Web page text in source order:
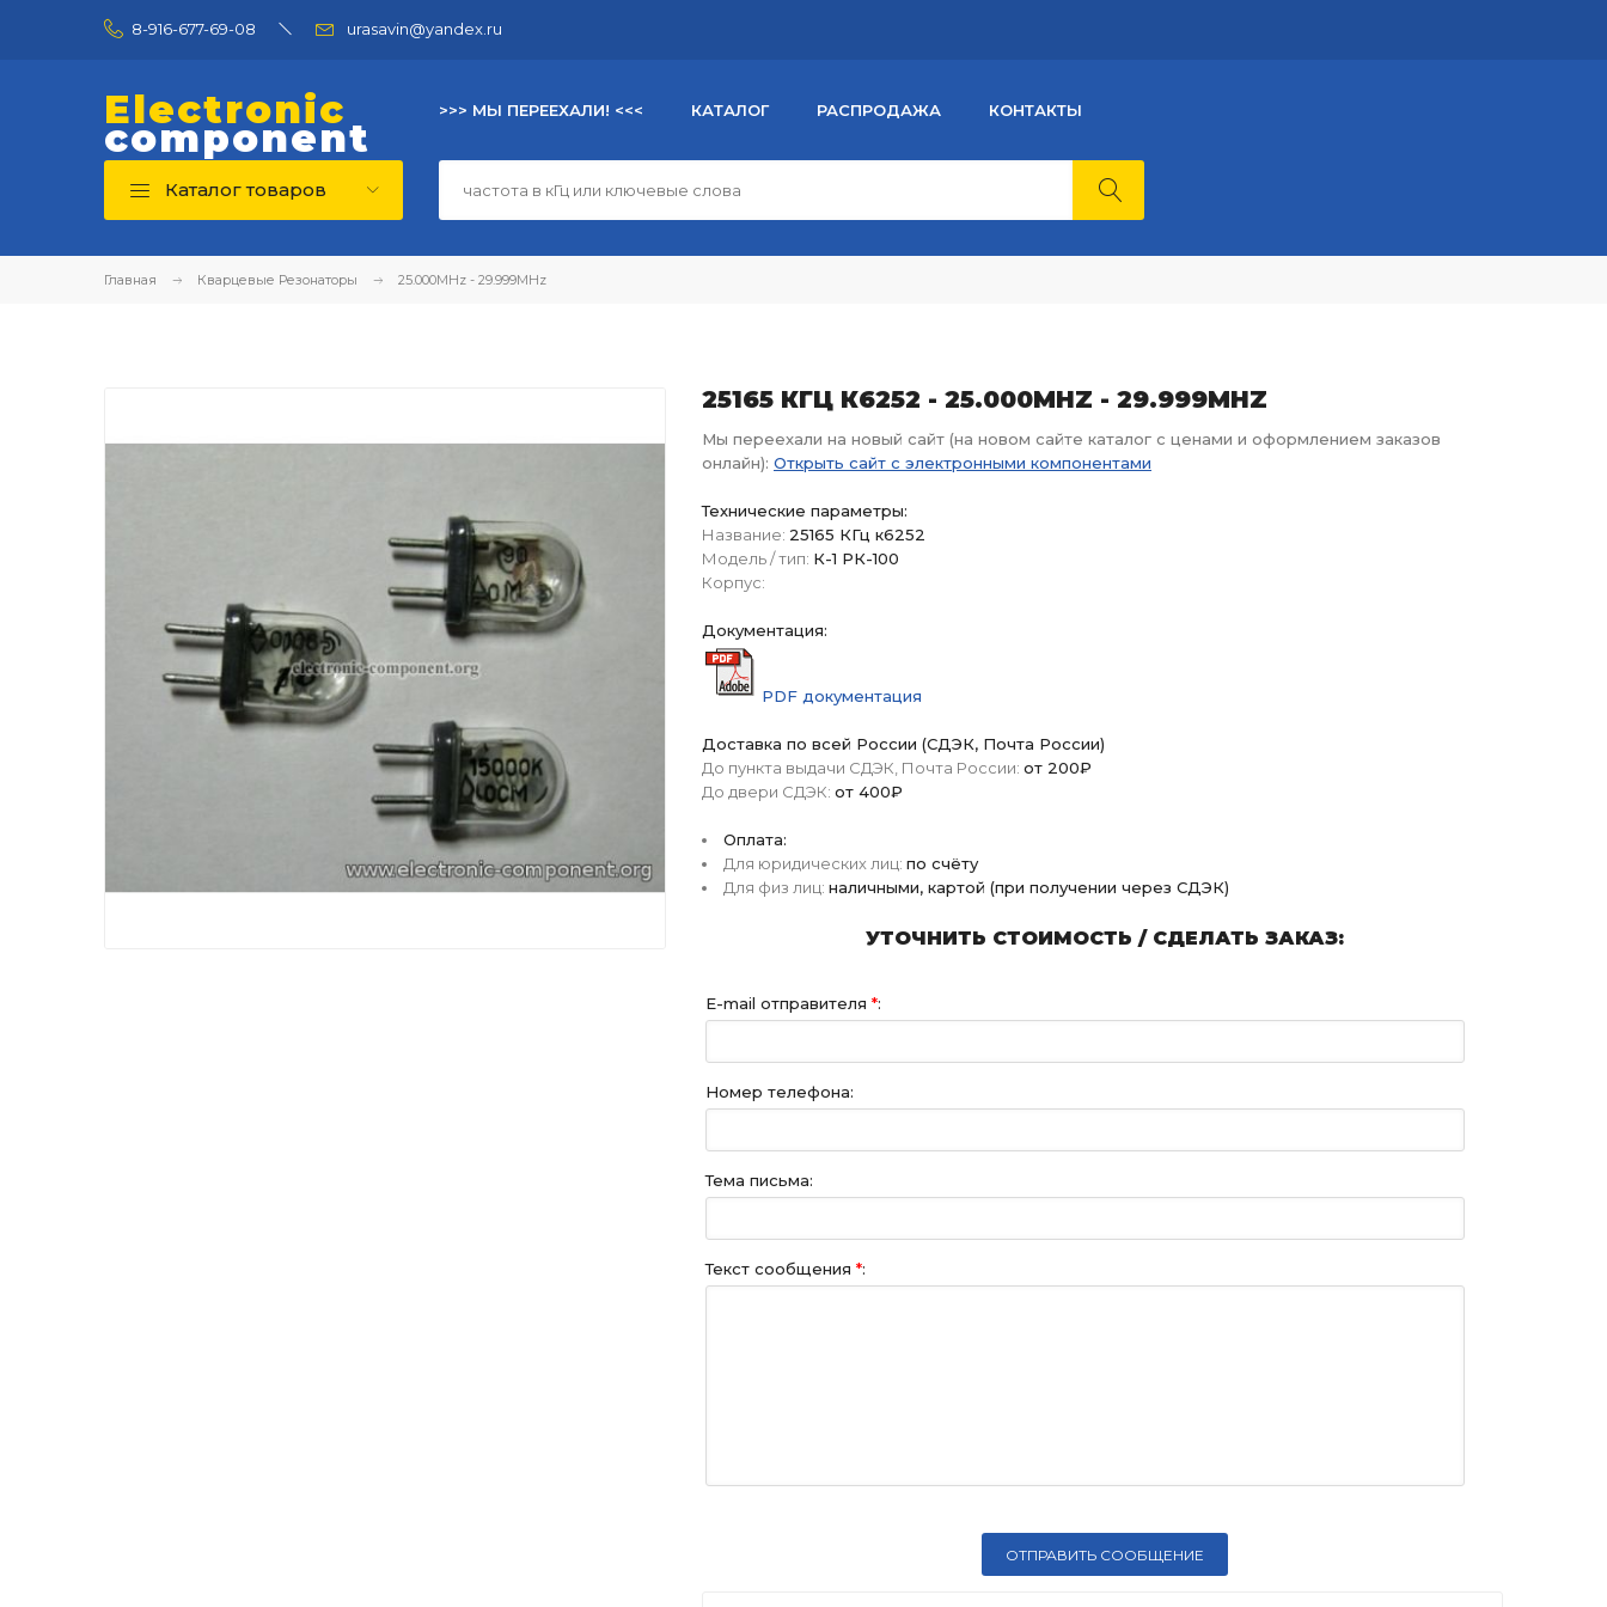
8-916-677-69-08 urasavin@yandex.ru
Electronic
component
>>> МЫ ПЕРЕЕХАЛИ! <<< КАТАЛОГ РАСПРОДАЖА КОНТАКТЫ
Каталог товаров
Главная Кварцевые Резонаторы 25.000MHz - 29.999MHz
25165 КГЦ К6252 - 25.000MHZ - 29.999MHZ
Мы переехали на новый сайт (на новом сайте каталог с ценами и оформлением заказов
онлайн): Открыть сайт с электронными компонентами
Технические параметры:
Название: 25165 КГц к6252
Модель / тип: К-1 РК-100
Корпус:
Документация:
PDF документация
Доставка по всей России (СДЭК, Почта России)
До пункта выдачи СДЭК, Почта России: от 200₽
До двери СДЭК: от 400₽
Оплата:
Для юридических лиц: по счёту
Для физ лиц: наличными, картой (при получении через СДЭК)
УТОЧНИТЬ СТОИМОСТЬ / СДЕЛАТЬ ЗАКАЗ:
E-mail отправителя *:
Номер телефона:
Тема письма:
Текст сообщения *: